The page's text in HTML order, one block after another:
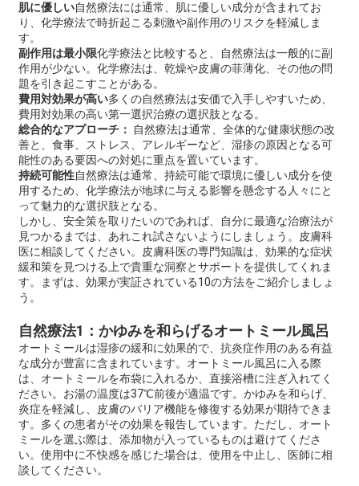
肌に優しい自然療法には通常、肌に優しい成分が含まれてお
り、化学療法で時折起こる刺激や副作用のリスクを軽減しま
す。
副作用は最小限化学療法と比較すると、自然療法は一般的に副
作用が少ない。化学療法は、乾燥や皮膚の菲薄化、その他の問
題を引き起こすことがある。
費用対効果が高い多くの自然療法は安価で入手しやすいため、
費用対効果の高い第一選択治療の選択肢となる。
総合的なアプローチ：
自然療法は通常、全体的な健康状態の改
善と、食事、ストレス、アレルギーなど、湿疹の原因となる可
能性のある要因への対処に重点を置いています。
持続可能性自然療法は通常、持続可能で環境に優しい成分を使
用するため、化学療法が地球に与える影響を懸念する人々にと
って魅力的な選択肢となる。
しかし、安全策を取りたいのであれば、自分に最適な治療法が
見つかるまでは、あれこれ試さないようにしましょう。皮膚科
医に相談してください。皮膚科医の専門知識は、効果的な症状
緩和策を見つける上で貴重な洞察とサポートを提供してくれま
す。まずは、効果が実証されている10の方法をご紹介しましょ
う。
自然療法1：かゆみを和らげるオートミール風呂
オートミールは湿疹の緩和に効果的で、抗炎症作用のある有益
な成分が豊富に含まれています。オートミール風呂に入る際
は、オートミールを布袋に入れるか、直接浴槽に注ぎ入れてく
ださい。お湯の温度は37℃前後が適温です。かゆみを和らげ、
炎症を軽減し、皮膚のバリア機能を修復する効果が期待できま
す。多くの患者がその効果を報告しています。ただし、オート
ミールを選ぶ際は、添加物が入っているものは避けてくださ
い。使用中に不快感を感じた場合は、使用を中止し、医師に相
談してください。